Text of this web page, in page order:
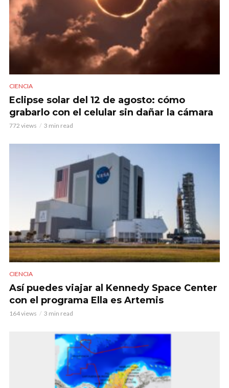
CIENCIA
Eclipse solar del 12 de agosto: cómo
grabarlo con el celular sin dañar la cámara
772 views 3 min read
CIENCIA
Así puedes viajar al Kennedy Space Center
con el programa Ella es Artemis
164 views 3 min read